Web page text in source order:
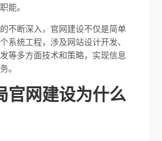
能。
不断深入，官网建设不仅是简单
系统工程，涉及网站设计开发、
等多方面技术和策略，实现信息
。
官网建设为什么